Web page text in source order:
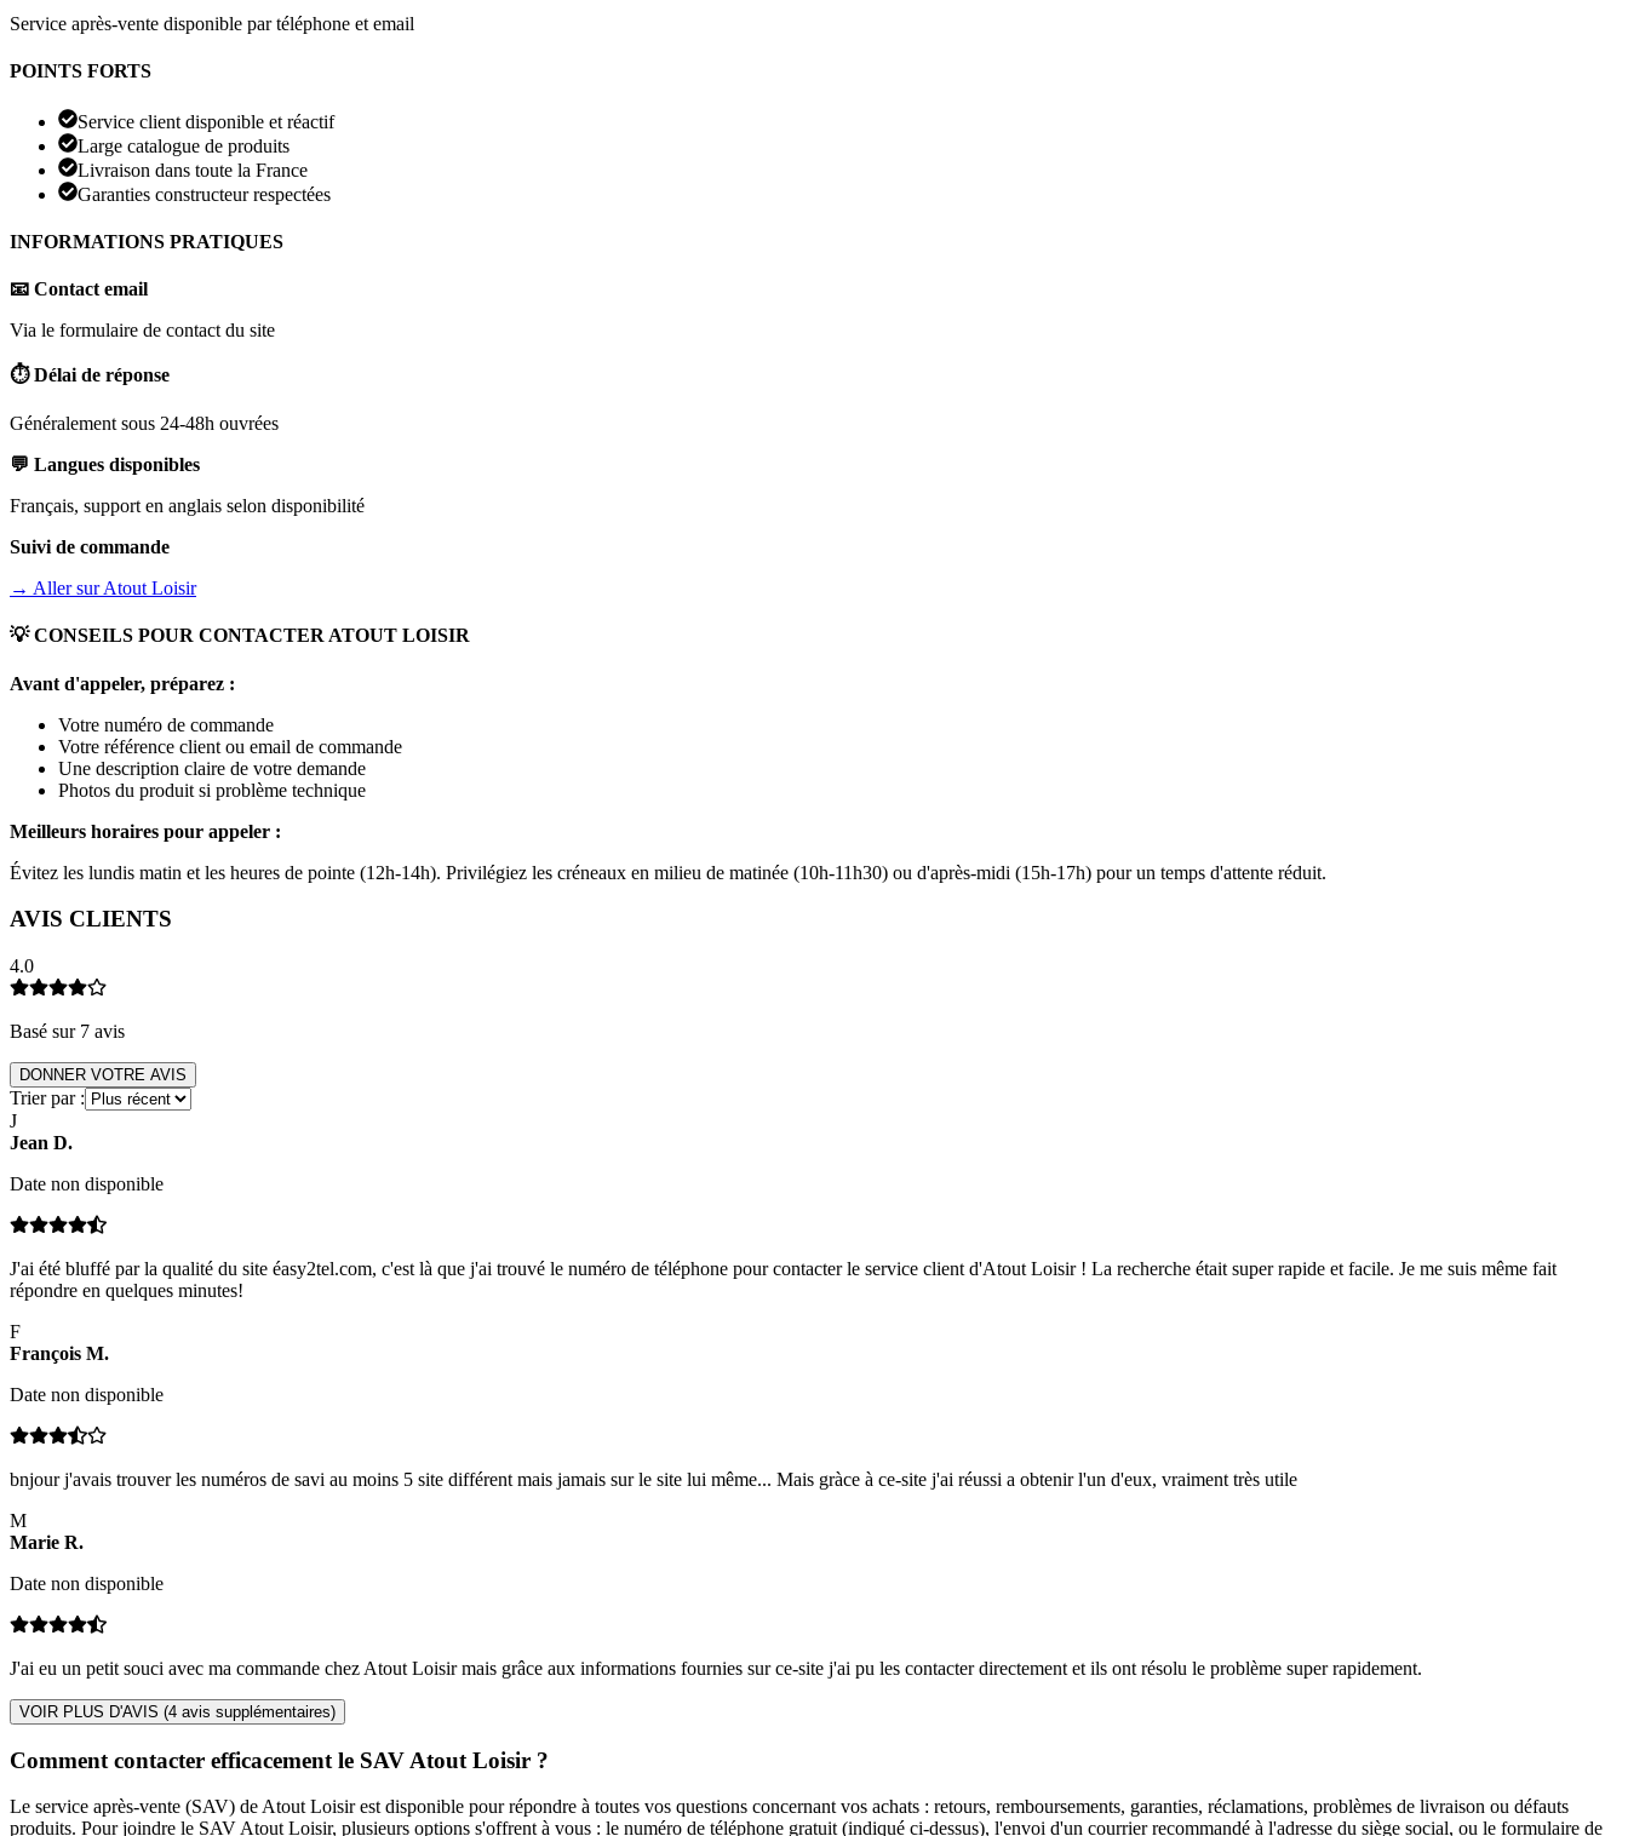
Service après-vente disponible par téléphone et email
POINTS FORTS
Service client disponible et réactif
Large catalogue de produits
Livraison dans toute la France
Garanties constructeur respectées
INFORMATIONS PRATIQUES
📧 Contact email
Via le formulaire de contact du site
⏱️ Délai de réponse
Généralement sous 24-48h ouvrées
💬 Langues disponibles
Français, support en anglais selon disponibilité
Suivi de commande
→ Aller surAtout Loisir
💡 CONSEILS POUR CONTACTER ATOUT LOISIR
Avant d'appeler, préparez :
Votre numéro de commande
Votre référence client ou email de commande
Une description claire de votre demande
Photos du produit si problème technique
Meilleurs horaires pour appeler :
Évitez les lundis matin et les heures de pointe (12h-14h). Privilégiez les créneaux en milieu de matinée (10h-11h30) ou d'après-midi (15h-17h) pour un temps d'attente réduit.
AVIS CLIENTS
4.0
Basé sur 7 avis
DONNER VOTRE AVIS
Trier par :
J
Jean D.
Date non disponible
J'ai été bluffé par la qualité du site éasy2tel.com, c'est là que j'ai trouvé le numéro de téléphone pour contacter le service client d'Atout Loisir ! La recherche était super rapide et facile. Je me suis même fait
répondre en quelques minutes!
F
François M.
Date non disponible
bnjour j'avais trouver les numéros de savi au moins 5 site différent mais jamais sur le site lui même... Mais gràce à ce-site j'ai réussi a obtenir l'un d'eux, vraiment très utile
M
Marie R.
Date non disponible
J'ai eu un petit souci avec ma commande chez Atout Loisir mais grâce aux informations fournies sur ce-site j'ai pu les contacter directement et ils ont résolu le problème super rapidement.
VOIR PLUS D'AVIS (4 avis supplémentaires)
Comment contacter efficacement le SAV Atout Loisir ?
Le service après-vente (SAV) de Atout Loisir est disponible pour répondre à toutes vos questions concernant vos achats : retours, remboursements, garanties, réclamations, problèmes de livraison ou défauts
produits. Pour joindre le SAV Atout Loisir, plusieurs options s'offrent à vous : le numéro de téléphone gratuit (indiqué ci-dessus), l'envoi d'un courrier recommandé à l'adresse du siège social, ou le formulaire de